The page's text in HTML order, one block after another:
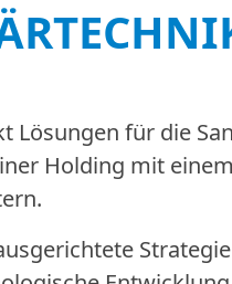
Lösungen für die
Holding mit
Strategie